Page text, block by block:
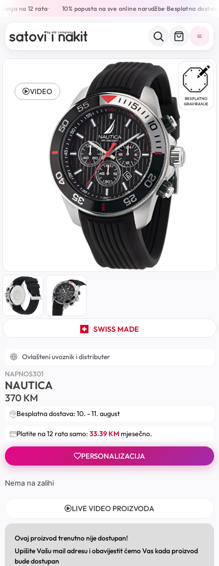
na 12 rata• 10% popusta na sve online narudžbe•Besplatna dostava
BESPLATNO
GRAVIRANJE
SWISS MADE
VIDEO
Ovlašteni uvoznik i distributer
NAPNOS301
NAUTICA
370 KM
Besplatna dostava: 10. - 11. august
Platite na 12 rata samo: 33.39 KM mjesečno.
PERSONALIZACIJA
Nema na zalihi
LIVE VIDEO PROIZVODA
Ovaj proizvod trenutno nije dostupan!
Upišite Vašu mail adresu i obavijestit ćemo Vas kada proizvod
bude dostupan